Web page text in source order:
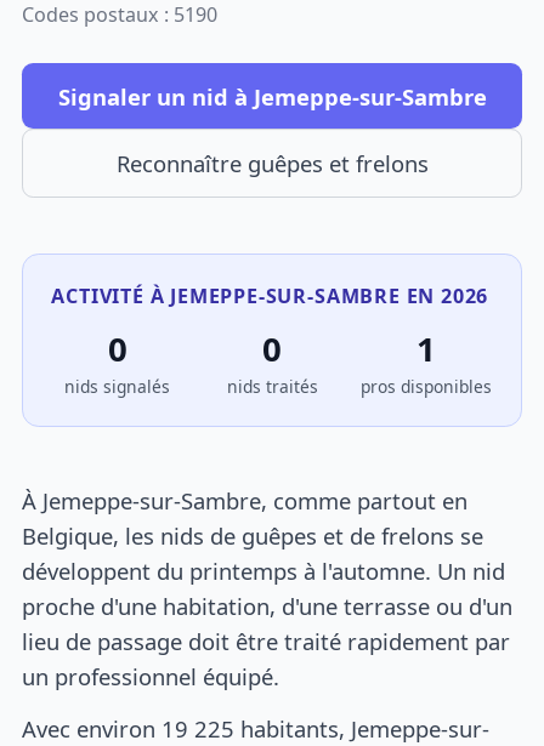
Codes postaux : 5190
Signaler un nid à Jemeppe-sur-Sambre
Reconnaître guêpes et frelons
ACTIVITÉ À JEMEPPE-SUR-SAMBRE EN 2026
0
nids signalés
0
nids traités
1
pros disponibles
À Jemeppe-sur-Sambre, comme partout en
Belgique, les nids de guêpes et de frelons se
développent du printemps à l'automne. Un nid
proche d'une habitation, d'une terrasse ou d'un
lieu de passage doit être traité rapidement par
un professionnel équipé.
Avec environ 19 225 habitants, Jemeppe-sur-